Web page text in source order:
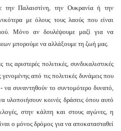
την Παλαιστίνη, την Ουκρανία ή την
με όλους τους λαούς που είναι
Μόνο αν δουλέψουμε μαζί για να
μπορούμε να αλλάξουμε τη ζωή μας.
αριστερές πολιτικές, συνδικαλιστικές
από τις πολιτικές δυνάμεις που
συναντηθούν το συντομότερο δυνατό,
υλοποιήσουν κοινές δράσεις όπου αυτό
στην κάλπη και στους αγώνες, η
ο μόνος δρόμος για να αποκατασταθεί